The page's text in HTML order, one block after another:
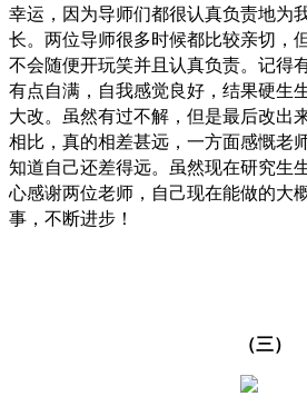
幸运，因为导师们都很认真负责地为
长。两位导师很多时候都比较亲切，
不会随便开玩笑并且认真负责。记得
有点自满，自我感觉良好，结果硬生
大改。虽然有过不解，但是最后改出
相比，真的相差甚远，一方面感慨老
知道自己还差得远。虽然现在研究生
心感谢两位老师，自己现在能做的大
事，不断进步！
（三）